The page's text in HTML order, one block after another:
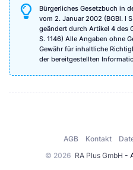
Bürgerliches Gesetzbuch in
vom 2. Januar 2002 (BGBl. I
geändert durch Artikel 4 des
S. 1146) Alle Angaben ohne
Gewähr für inhaltliche
der bereitgestellten
© 2026 RA Plus GmbH -
AGB Kontakt